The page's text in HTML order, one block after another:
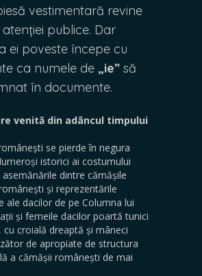
vestimentară revine
publice. Dar
ei poveste începe cu
ca numele de „ie” să
în documente.
venită din adâncul timpului
se pierde în negura
istorici ai costumului
dintre cămășile
și reprezentările
ale dacilor de pe Columna lui
și femeile dacilor poartă tunici
cu croială dreaptă și mâneci
de apropiate de structura
a cămășii românești de mai